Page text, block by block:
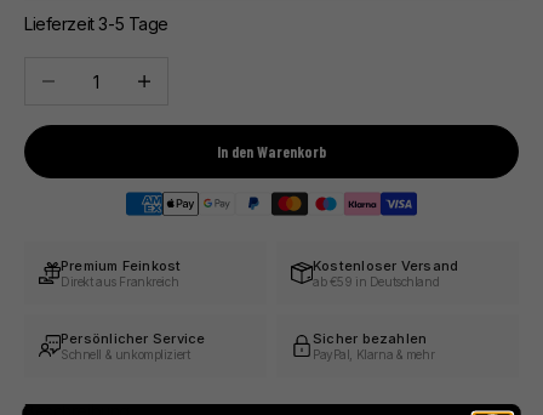
Lieferzeit 3-5 Tage
Anzahl verringernAnzahl erhöhen
In den Warenkorb
Premium Feinkost
Direkt aus Frankreich
Kostenloser Versand
ab €59 in Deutschland
Persönlicher Service
Schnell & unkompliziert
Sicher bezahlen
PayPal, Klarna & mehr
Beschreibung